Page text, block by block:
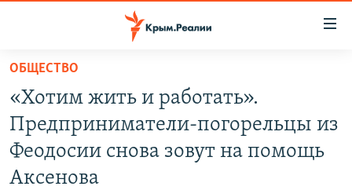
Вернуться
основному
содержанию
Вернутся
главной
ВОДА
ИСТОРИЯ
ОБЩЕСТВО
«Хотим жить и работать».
Предприниматели-погорельцы из
Феодосии снова зовут на помощь
Аксенова